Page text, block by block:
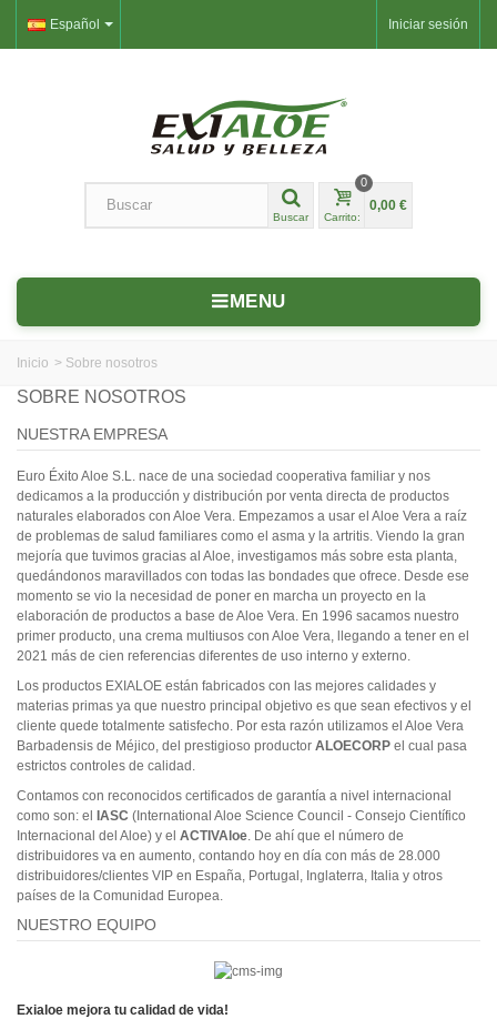
Iniciar sesión
Español
Buscar Carrito:
0
0,00 €
MENU
Inicio > Sobre nosotros
SOBRE NOSOTROS
NUESTRA EMPRESA
Euro Éxito Aloe S.L. nace de una sociedad cooperativa familiar y nos
dedicamos a la producción y distribución por venta directa de productos
naturales elaborados con Aloe Vera. Empezamos a usar el Aloe Vera a raíz
de problemas de salud familiares como el asma y la artritis. Viendo la gran
mejoría que tuvimos gracias al Aloe, investigamos más sobre esta planta,
quedándonos maravillados con todas las bondades que ofrece. Desde ese
momento se vio la necesidad de poner en marcha un proyecto en la
elaboración de productos a base de Aloe Vera. En 1996 sacamos nuestro
primer producto, una crema multiusos con Aloe Vera, llegando a tener en el
2021 más de cien referencias diferentes de uso interno y externo.
Los productos EXIALOE están fabricados con las mejores calidades y
materias primas ya que nuestro principal objetivo es que sean efectivos y el
cliente quede totalmente satisfecho. Por esta razón utilizamos el Aloe Vera
Barbadensis de Méjico, del prestigioso productor ALOECORP el cual pasa
estrictos controles de calidad.
Contamos con reconocidos certificados de garantía a nivel internacional
como son: el
IASC (International Aloe Science Council - Consejo Científico
Internacional del Aloe) y el ACTIVAloe. De ahí que el número de
distribuidores va en aumento, contando hoy en día con más de 28.000
distribuidores/clientes VIP en España, Portugal, Inglaterra, Italia y otros
países de la Comunidad Europea.
NUESTRO EQUIPO
Exialoe mejora tu calidad de vida!